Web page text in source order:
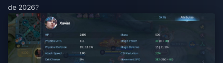
de 2026?